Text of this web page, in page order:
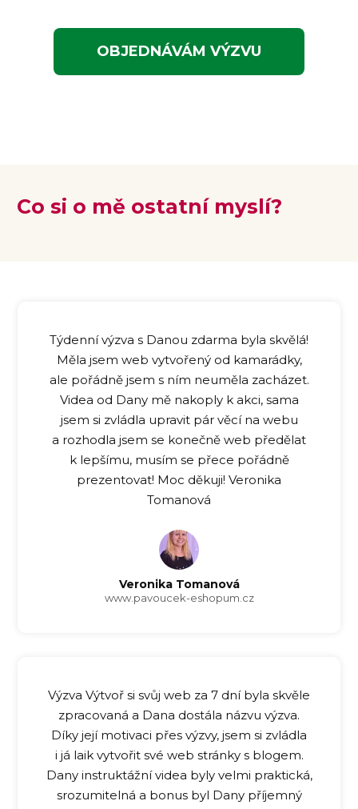
OBJEDNÁVÁM VÝZVU
Co si o mě ostatní myslí?
Týdenní výzva s Danou zdarma byla skvělá!
Měla jsem web vytvořený od kamarádky,
ale pořádně jsem s ním neuměla zacházet.
Videa od Dany mě nakoply k akci, sama
jsem si zvládla upravit pár věcí na webu
a rozhodla jsem se konečně web předělat
k lepšímu, musím se přece pořádně
prezentovat! Moc děkuji! Veronika
Tomanová
Veronika Tomanová
www.pavoucek-eshopum.cz
Výzva Výtvoř si svůj web za 7 dní byla skvěle
zpracovaná a Dana dostála názvu výzva.
Díky její motivaci přes výzvy, jsem si zvládla
i já laik vytvořit své web stránky s blogem.
Dany instruktážní videa byly velmi praktická,
srozumitelná a bonus byl Dany příjemný